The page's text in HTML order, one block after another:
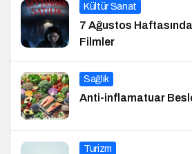
Kültür Sanat
7 Ağustos
Filmler
Sağlık
Anti-inflamatuar
Turizm